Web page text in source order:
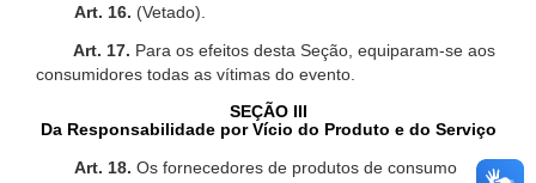
Art. 16. (Vetado).
Art. 17. Para os efeitos desta Seção, equiparam-se aos
consumidores todas as vítimas do evento.
SEÇÃO III
Da Responsabilidade por Vício do Produto e do Serviço
Art. 18. Os fornecedores de produtos de consumo